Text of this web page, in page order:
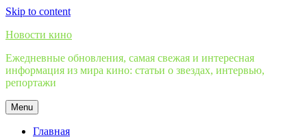
Skip to content
Новости кино
Ежедневные обновления, самая свежая и интересная
информация из мира кино: статьи о звездах, интервью,
репортажи
Menu
Главная